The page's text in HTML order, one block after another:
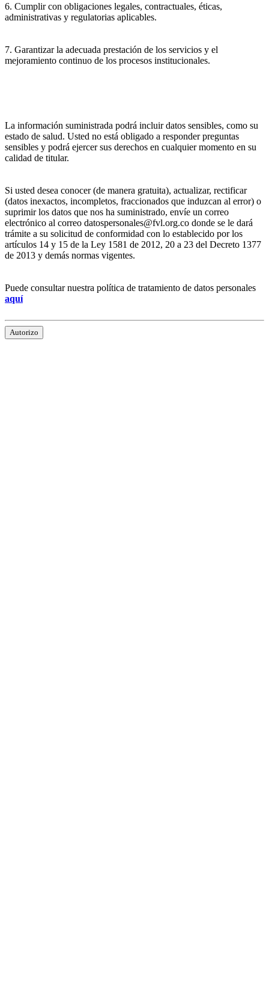
6. Cumplir con obligaciones legales, contractuales, éticas,
administrativas y regulatorias aplicables.
7. Garantizar la adecuada prestación de los servicios y el
mejoramiento continuo de los procesos institucionales.
La información suministrada podrá incluir datos sensibles, como su
estado de salud. Usted no está obligado a responder preguntas
sensibles y podrá ejercer sus derechos en cualquier momento en su
calidad de titular.
Si usted desea conocer (de manera gratuita), actualizar, rectificar
(datos inexactos, incompletos, fraccionados que induzcan al error) o
suprimir los datos que nos ha suministrado, envíe un correo
electrónico al correo datospersonales@fvl.org.co donde se le dará
trámite a su solicitud de conformidad con lo establecido por los
artículos 14 y 15 de la Ley 1581 de 2012, 20 a 23 del Decreto 1377
de 2013 y demás normas vigentes.
Puede consultar nuestra política de tratamiento de datos personales
aquí
Autorizo